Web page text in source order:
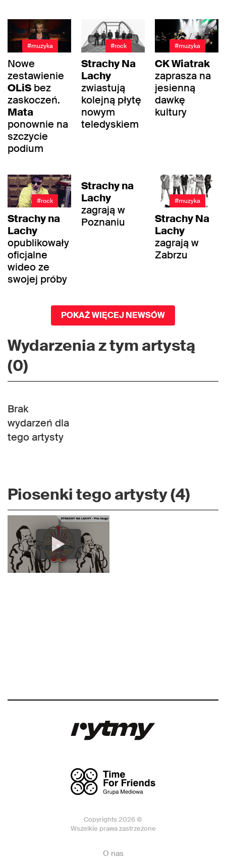
#muzyka
Nowe
zestawienie
OLiS bez
zaskoczeń.
Mata
ponownie na
szczycie
podium
#rock
Strachy Na
Lachy
zwiastują
kolejną płytę
nowym
teledyskiem
#muzyka
CK Wiatrak
zaprasza na
jesienną
dawkę
kultury
#rock
Strachy na
Lachy
opublikowały
oficjalne
wideo ze
swojej próby
Strachy na
Lachy
zagrają w
Poznaniu
#muzyka
Strachy Na
Lachy
zagrają w
Zabrzu
POKAŻ WIĘCEJ NEWSÓW
Wydarzenia z tym artystą
(0)
Brak
wydarzeń dla
tego artysty
Piosenki tego artysty (4)
Copyrights 2026 ©
Wszelkie prawa zastrzeżone
O nas